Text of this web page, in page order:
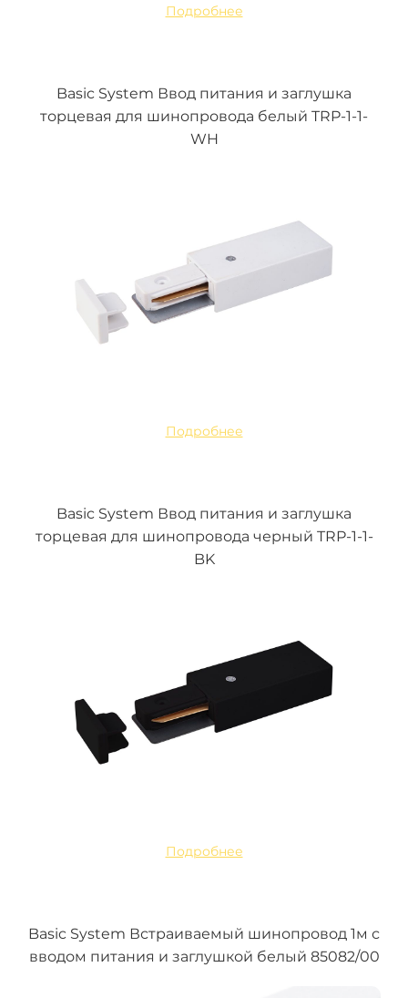
Подробнее
Basic System Ввод питания и заглушка
торцевая для шинопровода белый TRP-1-1-
WH
Подробнее
Basic System Ввод питания и заглушка
торцевая для шинопровода черный TRP-1-1-
BK
Подробнее
Basic System Встраиваемый шинопровод 1м с
вводом питания и заглушкой белый 85082/00